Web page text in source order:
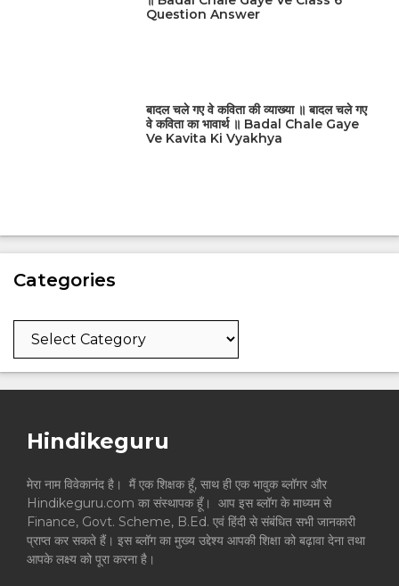
Question Answer
बादल चले गए वे कविता की व्याख्या ॥ बादल चले गए
वे कविता का भावार्थ ॥ Badal Chale Gaye
Ve Kavita Ki Vyakhya
Categories
Categories
Hindikeguru
मेरा नाम विवेकानंद है। मैं एक शिक्षक हूँ, साथ ही एक भावुक ब्लॉगर और
Hindikeguru.com का संस्थापक हूँ। आप इस ब्लॉग के माध्यम से
Finance, Govt. Scheme, B.Ed. एवं हिंदी से संबंधित सभी जानकारी
प्राप्त कर सकते हैं। इस ब्लॉग का मुख्य उद्देश्य आपकी शिक्षा को बढ़ावा देना तथा
आपके लक्ष्य को पूरा करना है।